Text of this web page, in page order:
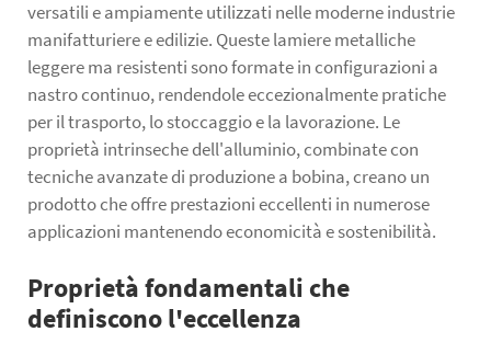
versatili e ampiamente utilizzati nelle moderne industrie
manifatturiere e edilizie. Queste lamiere metalliche
leggere ma resistenti sono formate in configurazioni a
nastro continuo, rendendole eccezionalmente pratiche
per il trasporto, lo stoccaggio e la lavorazione. Le
proprietà intrinseche dell'alluminio, combinate con
tecniche avanzate di produzione a bobina, creano un
prodotto che offre prestazioni eccellenti in numerose
applicazioni mantenendo economicità e sostenibilità.
Proprietà fondamentali che
definiscono l'eccellenza